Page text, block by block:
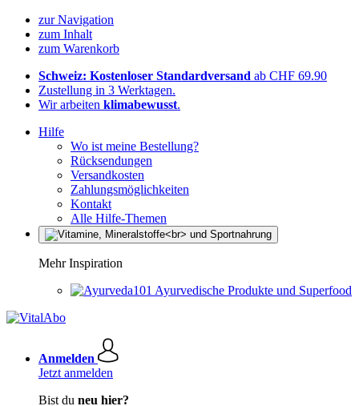
zur Navigation
zum Inhalt
zum Warenkorb
Schweiz: Kostenloser Standardversand ab CHF 69.90
Zustellung in 3 Werktagen.
Wir arbeiten klimabewusst.
Hilfe
Wo ist meine Bestellung?
Rücksendungen
Versandkosten
Zahlungsmöglichkeiten
Kontakt
Alle Hilfe-Themen
Mehr Inspiration
Ayurvedische Produkte und Superfood
Anmelden
Jetzt anmelden
Bist du neu hier?